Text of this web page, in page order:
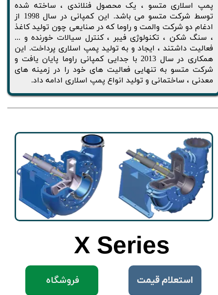
پمپ اسلاری متسو ، يک محصول فنلاندی ، ساخته شده
توسط شرکت متسو می باشد. اين کمپانی در سال 1998 از
ادغام دو شرکت والمت و راوما که در صنايعی چون توليد کاغذ
، سنگ شکن ، تکنولوژی فيبر ، کنترل سيالات خورنده و ...
فعاليت داشتند ، ايجاد و به توليد پمپ اسلاری پرداخت. اين
همکاری در سال 2013 با جدايی کمپانی راوما پايان يافت و
شرکت متسو به تنهايی فعاليت های خود را در زمينه های
معدنی ، ساختمانی و توليد انواع پمپ اسلاری ادامه داد.
​X Series
فروشگاه ​استعلام قیمت